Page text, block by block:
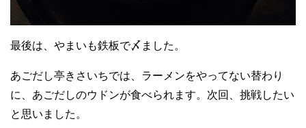
最後は、やまいも鉄板で〆ました。
あごだし亭きさいちでは、ラーメンをやってない替わり
に、あごだしのウドンが食べられます。次回、挑戦したい
と思いました。